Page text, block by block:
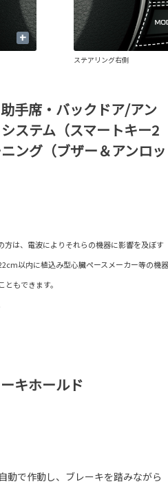
+
ステアリング右側
手席・バックドア/アン
ステム（スマートキー2
ング（ブザー＆アンロッ
は、電波によりそれらの機器に影響を及ぼす
以内に植込み型心臓ペースメーカー等の機器
もできます。
キホールド
動で作動し、ブレーキを踏みながら